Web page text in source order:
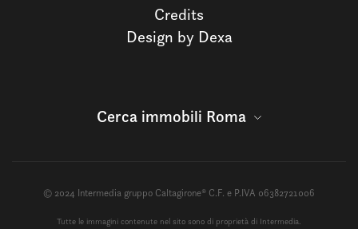
Credits
Design by Dexa
Cerca immobili Roma
© 2024 Intermedia gruppo Caltagirone® C.F. e P.IVA 06382721006
Tutte le immagini contenute nel sito sono di proprietà di Intermedia.